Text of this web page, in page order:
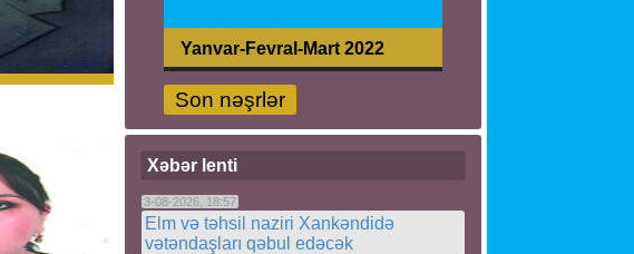
Yanvar-Fevral-Mart 2022
Son nəşrlər
Xəbər lenti
3-08-2026, 18:57
Elm və təhsil naziri Xankəndidə
vətəndaşları qəbul edəcək